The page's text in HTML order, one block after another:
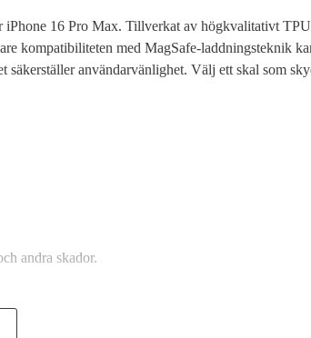
16 Pro Max. Tillverkat av högkvalitativt
kompatibiliteten med MagSafe-laddningsteknik
användarvänlighet. Välj ett skal som
andra skador.
skick längre.